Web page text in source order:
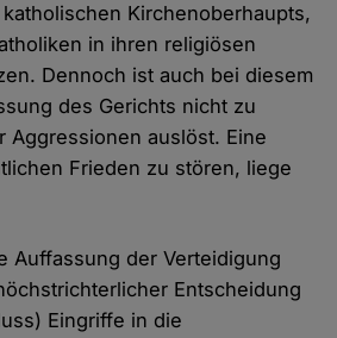
Kirchenoberhaupts,
in ihren religiösen
Dennoch ist auch bei diesem
des Gerichts nicht zu
Aggressionen auslöst. Eine
Frieden zu stören, liege
Auffassung der Verteidigung
Entscheidung
Eingriffe in die